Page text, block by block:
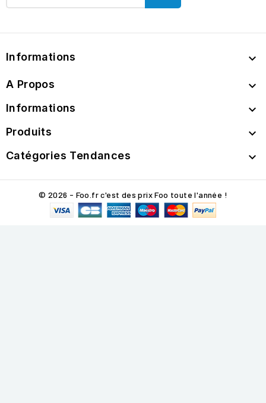
Informations 
A Propos 
Informations 
Produits 
Catégories Tendances 
© 2026 - Foo.fr c'est des prix Foo toute l'année !